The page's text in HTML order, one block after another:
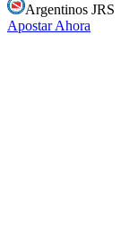
Argentinos JRS
Apostar Ahora